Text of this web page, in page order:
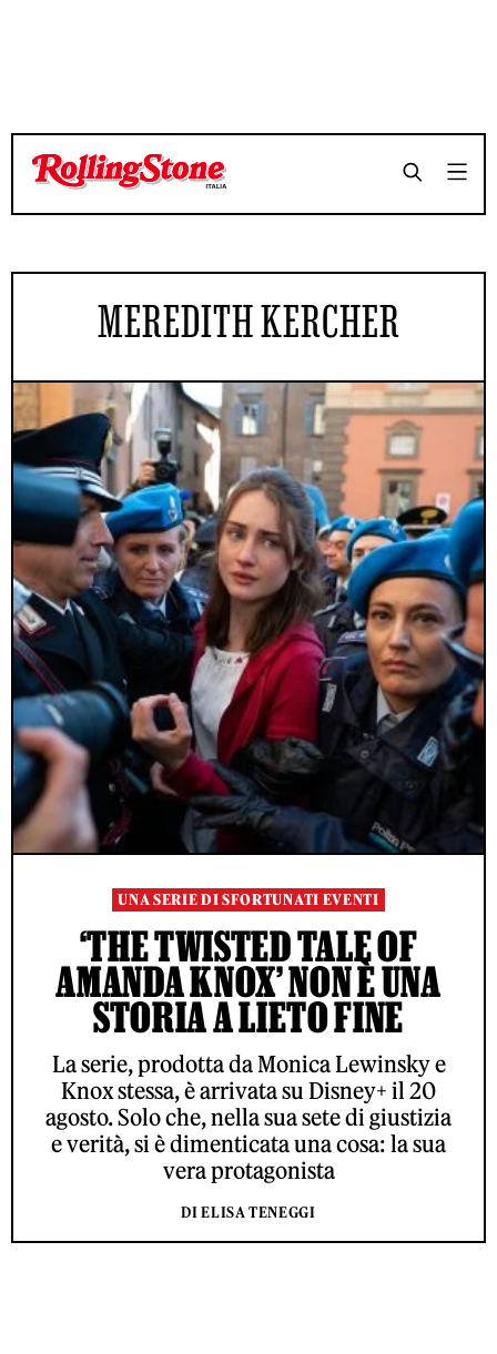
MEREDITH KERCHER
UNA SERIE DI SFORTUNATI EVENTI
‘THE TWISTED TALE OF
AMANDA KNOX’ NON È UNA
STORIA A LIETO FINE
La serie, prodotta da Monica Lewinsky e
Knox stessa, è arrivata su Disney+ il 20
agosto. Solo che, nella sua sete di giustizia
e verità, si è dimenticata una cosa: la sua
vera protagonista
DI ELISA TENEGGI